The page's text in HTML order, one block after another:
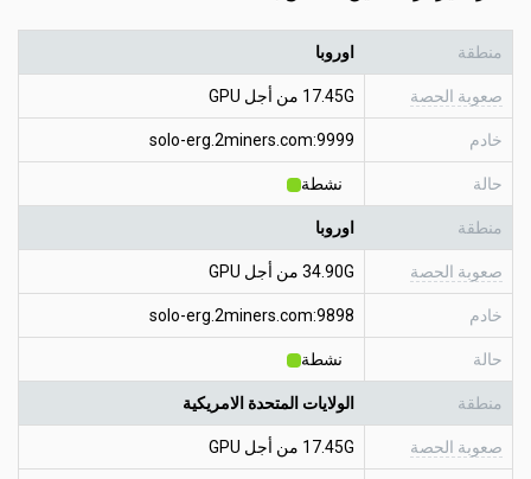
منطقة اوروبا
صعوبة الحصة 17.45G من أجل GPU
خادم solo-erg.2miners.com:9999
حالة نشطة
منطقة اوروبا
صعوبة الحصة 34.90G من أجل GPU
خادم solo-erg.2miners.com:9898
حالة نشطة
منطقة الولايات المتحدة الامريكية
صعوبة الحصة 17.45G من أجل GPU